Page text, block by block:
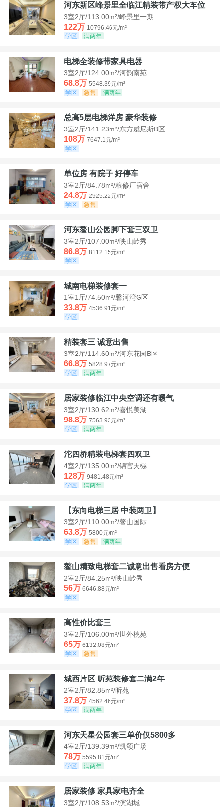
河东新区峰景里全临江精装带产权大车位
3室2厅/113.00m²/峰景里一期
122万 10796.46元/m²
学区
满两年
电梯全装修带家具电器
3室2厅/124.00m²/河韵南苑
68.8万 5548.39元/m²
学区
急售 满两年
总高5层电梯洋房 豪华装修
3室2厅/141.23m²/东方威尼斯B区
108万 7647.1元/m²
学区
单位房 有院子 好停车
3室2厅/84.78m²/粮修厂宿舍
24.8万 2925.22元/m²
学区
急售
河东鳌山公园脚下套三双卫
3室2厅/107.00m²/映山岭秀
86.8万 8112.15元/m²
学区
城南电梯装修套一
1室1厅/74.50m²/馨河湾G区
33.8万 4536.91元/m²
学区
精装套三 诚意出售
3室2厅/114.60m²/河东花园B区
66.8万 5828.97元/m²
学区
满两年
居家装修临江中央空调还有暖气
3室2厅/130.62m²/喜悦美湖
98.8万 7563.93元/m²
学区
满两年
沱四桥精装电梯套四双卫
4室2厅/135.00m²/锦官天樾
128万 9481.48元/m²
学区
满两年
【东向电梯三居 中装两卫】
3室2厅/110.00m²/鳌山国际
63.8万 5800元/m²
学区
急售 满两年
鳌山精致电梯套二诚意出售看房方便
2室2厅/84.25m²/映山岭秀
56万 6646.88元/m²
学区
高性价比套三
3室2厅/106.00m²/世外桃苑
65万 6132.08元/m²
学区
急售
城西片区 昕苑装修套二满2年
2室2厅/82.85m²/昕苑
37.8万 4562.46元/m²
学区
满两年
河东天星公园套三单价仅5800多
4室2厅/139.39m²/凯颂广场
78万 5595.81元/m²
学区
满两年
居家装修 家具家电齐全
3室2厅/108.53m²/滨湖城